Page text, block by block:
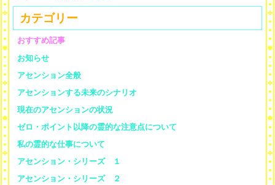
カテゴリー
おすすめ記事
お知らせ
アセンション全般
アセンションする未来のシナリオ
現在のアセンションの状況
ゼロ・ポイント以降の霊的な注意点について
私の霊的な仕事について
アセンション・シリーズ １
アセンション・シリーズ ２